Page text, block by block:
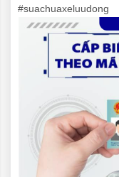
#suachuaxeluudong